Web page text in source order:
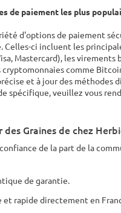
de paiement les plus
d'options de paiement
Celles-ci incluent les
Mastercard), les virements
cryptomonnaies comme
et à jour des méthodes
spécifique, veuillez vous
Graines de chez
de la part de la
de garantie.
rapide directement en